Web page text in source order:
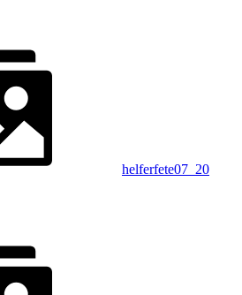
helferfete07_20